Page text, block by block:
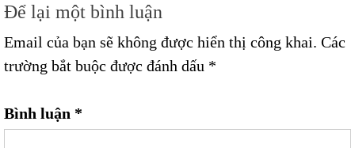
Để lại một bình luận
Email của bạn sẽ không được hiển thị công khai. Các
trường bắt buộc được đánh dấu *
Bình luận *